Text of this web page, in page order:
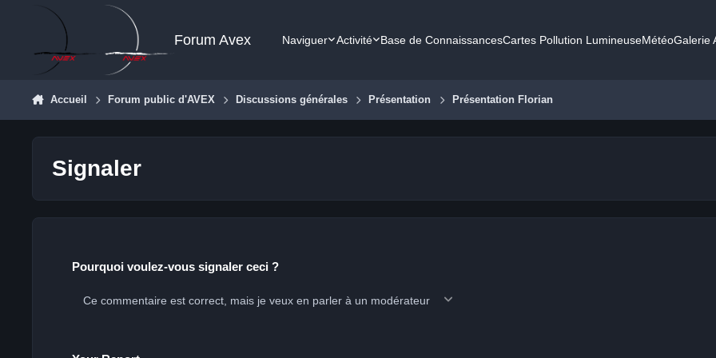
Aller au contenu
Forum Avex Naviguer Activité Base de ConnaissancesCartes Pollution LumineuseMétéoGalerie
Accueil Forum public d'AVEX Discussions générales Présentation Présentation Florian
Signaler
Pourquoi voulez-vous signaler ceci ?